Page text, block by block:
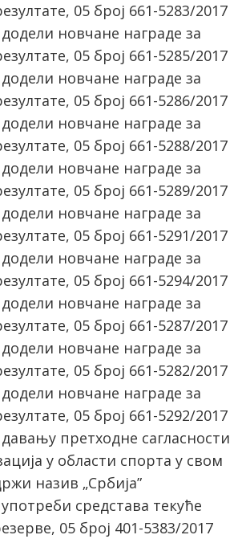
05 број 661-5283/2017
новчане награде за
05 број 661-5285/2017
новчане награде за
05 број 661-5286/2017
новчане награде за
05 број 661-5288/2017
новчане награде за
05 број 661-5289/2017
новчане награде за
05 број 661-5291/2017
новчане награде за
05 број 661-5294/2017
новчане награде за
05 број 661-5287/2017
новчане награде за
05 број 661-5282/2017
новчане награде за
05 број 661-5292/2017
претходне сагласности
у области спорта у свом
назив „Србија”
средстава текуће
05 број 401-5383/2017